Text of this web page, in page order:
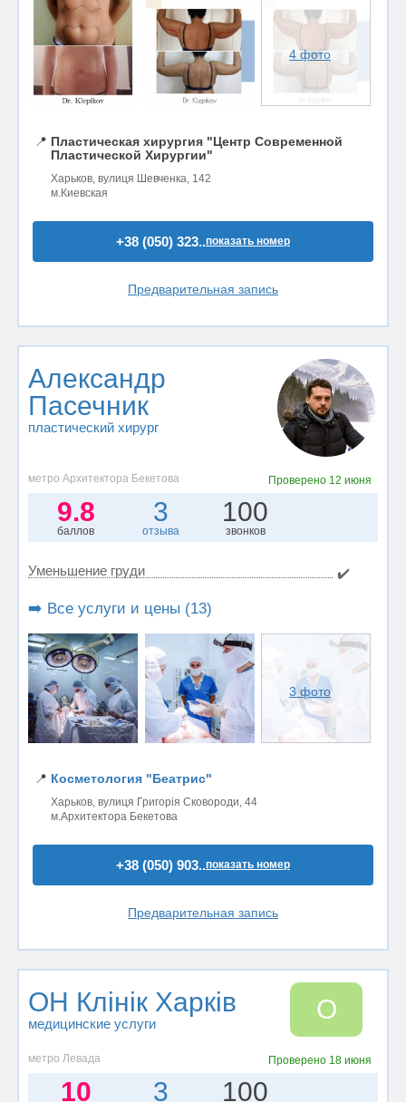
4 фото
📍 Пластическая хирургия "Центр Современной
Пластической Хирургии"
Харьков, вулиця Шевченка, 142
м.Киевская
+38 (050) 323..показать номер
Предварительная запись
Александр
Пасечник
пластический хирург
метро Архитектора Бекетова Проверено 12 июня
9.8
баллов
3
отзыва
100
звонков
Уменьшение груди ✔️
➡️ Все услуги и цены (13)
3 фото
📍 Косметология "Беатрис"
Харьков, вулиця Григорія Сковороди, 44
м.Архитектора Бекетова
+38 (050) 903..показать номер
Предварительная запись
ОН Клінік Харків
медицинские услуги О
метро Левада Проверено 18 июня
10 3 100